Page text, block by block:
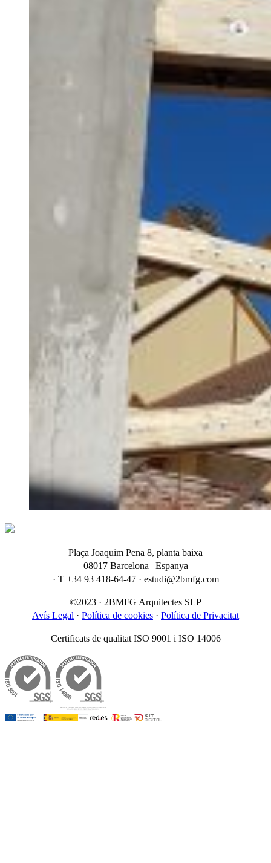
Plaça Joaquim Pena 8, planta baixa
08017 Barcelona | Espanya
· T +34 93 418-64-47 · estudi@2bmfg.com
©2023 · 2BMFG Arquitectes SLP
Avís Legal · Política de cookies · Política de Privacitat
Certificats de qualitat ISO 9001 i ISO 14006